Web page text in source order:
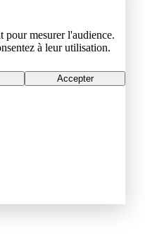
pour mesurer l'audience.
à leur utilisation.
Accepter